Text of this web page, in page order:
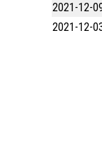
2021-12-
2021-12-